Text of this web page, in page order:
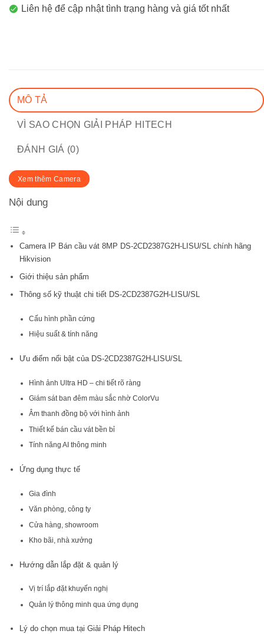
Liên hệ để cập nhật tình trạng hàng và giá tốt nhất
MÔ TẢ
VÌ SAO CHỌN GIẢI PHÁP HITECH
ĐÁNH GIÁ (0)
Xem thêm Camera
Nội dung
Camera IP Bán cầu vát 8MP DS-2CD2387G2H-LISU/SL chính hãng
Hikvision
Giới thiệu sản phẩm
Thông số kỹ thuật chi tiết DS-2CD2387G2H-LISU/SL
Cấu hình phần cứng
Hiệu suất & tính năng
Ưu điểm nổi bật của DS-2CD2387G2H-LISU/SL
Hình ảnh Ultra HD – chi tiết rõ ràng
Giám sát ban đêm màu sắc nhờ ColorVu
Âm thanh đồng bộ với hình ảnh
Thiết kế bán cầu vát bền bỉ
Tính năng AI thông minh
Ứng dụng thực tế
Gia đình
Văn phòng, công ty
Cửa hàng, showroom
Kho bãi, nhà xưởng
Hướng dẫn lắp đặt & quản lý
Vị trí lắp đặt khuyến nghị
Quản lý thông minh qua ứng dụng
Lý do chọn mua tại Giải Pháp Hitech